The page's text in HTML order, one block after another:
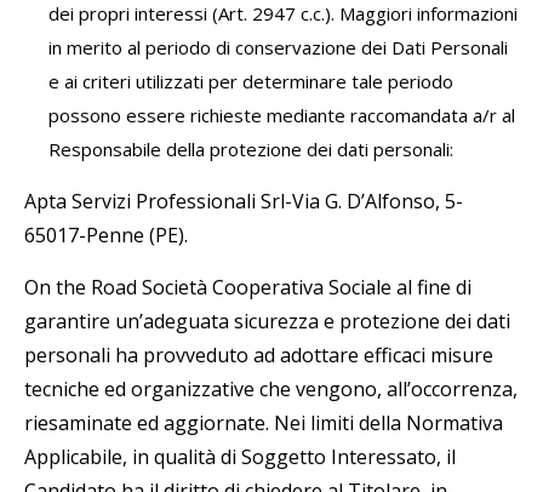
dei propri interessi (Art. 2947 c.c.). Maggiori informazioni
in merito al periodo di conservazione dei Dati Personali
e ai criteri utilizzati per determinare tale periodo
possono essere richieste mediante raccomandata a/r al
Responsabile della protezione dei dati personali:
Apta Servizi Professionali Srl-Via G. D’Alfonso, 5-
65017-Penne (PE).
On the Road Società Cooperativa Sociale al fine di
garantire un’adeguata sicurezza e protezione dei dati
personali ha provveduto ad adottare efficaci misure
tecniche ed organizzative che vengono, all’occorrenza,
riesaminate ed aggiornate. Nei limiti della Normativa
Applicabile, in qualità di Soggetto Interessato, il